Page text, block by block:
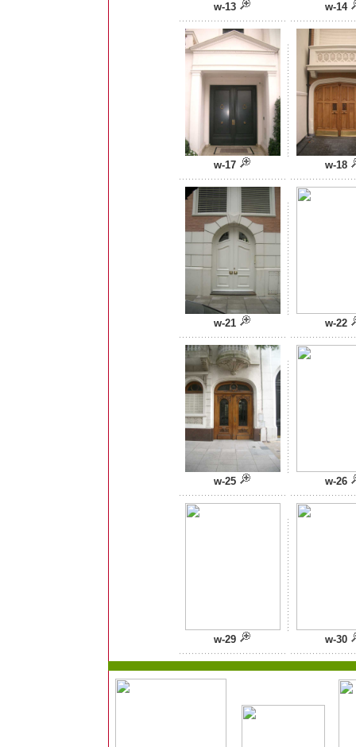
w-13 w-14
w-17 w-18
w-21 w-22
w-25 w-26
w-29 w-30